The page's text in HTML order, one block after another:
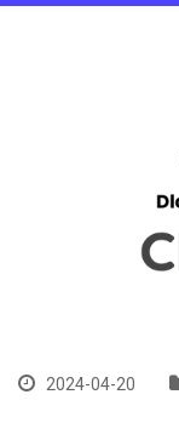
2024-04-20